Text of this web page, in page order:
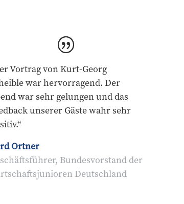
Vortrag von Kurt-Georg
war hervorragend. Der
war sehr gelungen und das
unserer Gäste wahr sehr
Ortner
Bundesvorstand der
Deutschland